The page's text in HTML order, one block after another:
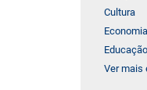
Cultura
Economia
Educação
Ver mais